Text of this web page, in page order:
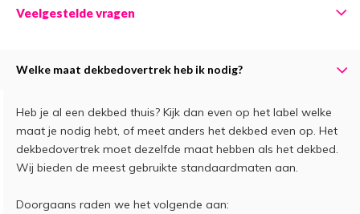
Veelgestelde vragen
Welke maat dekbedovertrek heb ik nodig?
Heb je al een dekbed thuis? Kijk dan even op het label welke
maat je nodig hebt, of meet anders het dekbed even op. Het
dekbedovertrek moet dezelfde maat hebben als het dekbed.
Wij bieden de meest gebruikte standaardmaten aan.
Doorgaans raden we het volgende aan: